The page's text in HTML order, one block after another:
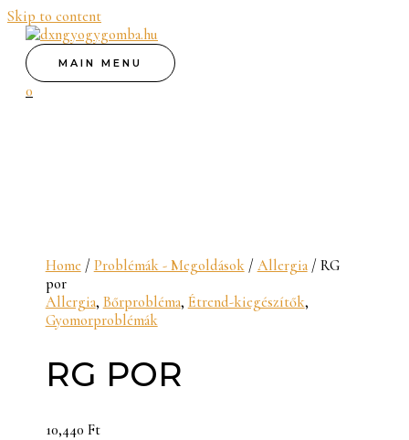
Skip to content
MAIN MENU
0
Home/ Problémák - Megoldások/ Allergia/ RG
por
Allergia, Bőrprobléma, Étrend-kiegészítők,
Gyomorproblémák
RG POR
10,440 Ft